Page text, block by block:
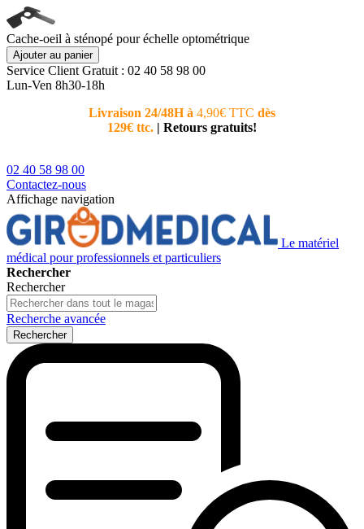
Cache-oeil à sténopé pour échelle optométrique
Ajouter au panier
Service Client Gratuit : 02 40 58 98 00
Lun-Ven 8h30-18h
Livraison 24/48H à 4,90€ TTC dès
129€ ttc. | Retours gratuits!
02 40 58 98 00
Contactez-nous
Affichage navigation
Le matériel
médical pour professionnels et particuliers
Rechercher
Rechercher
Recherche avancée
Rechercher